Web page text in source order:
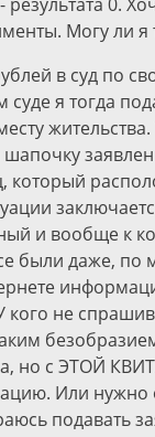
Могу ли я
в суд по
я тогда
который
и вообще к
были даже, по
кого не
но с ЭТОЙ
Или нужно
подавать